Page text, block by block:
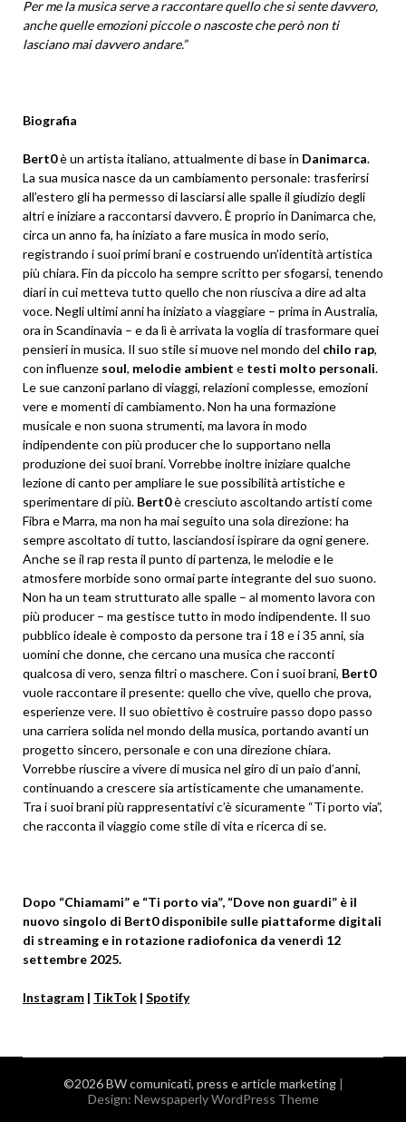
Per me la musica serve a raccontare quello che si sente davvero,
anche quelle emozioni piccole o nascoste che però non ti
lasciano mai davvero andare.”
Biografia
Bert0è un artista italiano, attualmente di base in Danimarca.
La sua musica nasce da un cambiamento personale: trasferirsi
all’estero gli ha permesso di lasciarsi alle spalle il giudizio degli
altri e iniziare a raccontarsi davvero. È proprio in Danimarca che,
circa un anno fa, ha iniziato a fare musica in modo serio,
registrando i suoi primi brani e costruendo un’identità artistica
più chiara. Fin da piccolo ha sempre scritto per sfogarsi, tenendo
diari in cui metteva tutto quello che non riusciva a dire ad alta
voce. Negli ultimi anni ha iniziato a viaggiare – prima in Australia,
ora in Scandinavia – e da lì è arrivata la voglia di trasformare quei
pensieri in musica. Il suo stile si muove nel mondo del chilo rap,
con influenze soul, melodie ambient e testi molto personali.
Le sue canzoni parlano di viaggi, relazioni complesse, emozioni
vere e momenti di cambiamento. Non ha una formazione
musicale e non suona strumenti, ma lavora in modo
indipendente con più producer che lo supportano nella
produzione dei suoi brani. Vorrebbe inoltre iniziare qualche
lezione di canto per ampliare le sue possibilità artistiche e
sperimentare di più. Bert0è cresciuto ascoltando artisti come
Fibra e Marra, ma non ha mai seguito una sola direzione: ha
sempre ascoltato di tutto, lasciandosi ispirare da ogni genere.
Anche se il rap resta il punto di partenza, le melodie e le
atmosfere morbide sono ormai parte integrante del suo suono.
Non ha un team strutturato alle spalle – al momento lavora con
più producer – ma gestisce tutto in modo indipendente. Il suo
pubblico ideale è composto da persone tra i 18 e i 35 anni, sia
uomini che donne, che cercano una musica che racconti
qualcosa di vero, senza filtri o maschere. Con i suoi brani, Bert0
vuole raccontare il presente: quello che vive, quello che prova,
esperienze vere. Il suo obiettivo è costruire passo dopo passo
una carriera solida nel mondo della musica, portando avanti un
progetto sincero, personale e con una direzione chiara.
Vorrebbe riuscire a vivere di musica nel giro di un paio d’anni,
continuando a crescere sia artisticamente che umanamente.
Tra i suoi brani più rappresentativi c’è sicuramente “Ti porto via”,
che racconta il viaggio come stile di vita e ricerca di se.
Dopo “Chiamami” e “Ti porto via”, “Dove non guardi” è il
nuovo singolo di Bert0 disponibile sulle piattaforme digitali
di streaming e in rotazione radiofonica da venerdì 12
settembre 2025.
Instagram | TikTok | Spotify
©2026 BW comunicati, press e article marketing |
Design: Newspaperly WordPress Theme